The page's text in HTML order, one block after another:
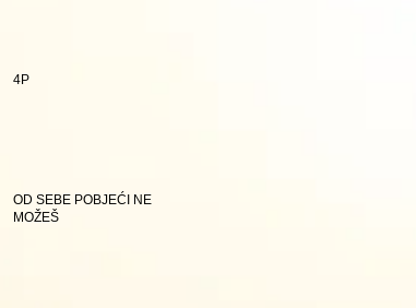
4P
OD SEBE POBJEĆI NE
MOŽEŠ